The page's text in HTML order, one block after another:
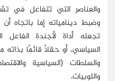
والعناصر التي تتفاعل في
وضبط دينامياته إما باتجاه
تجعله أداة لأجندة الفاعل
السياسي، أو حقلًا قائمًا
والسلطات (السياسية
واللوبيات.